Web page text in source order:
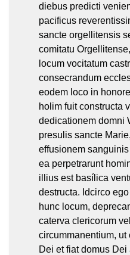
diebus predicti
pacificus
sancte orgellitensis
comitatu
locum vocitatum
consecrandum
eodem loco in
holim fuit constructa
dedicationem domni
presulis sancte
effusionem
ea perpetrarunt
illius est basílica
destructa. Idcirco
hunc locum,
caterva clericorum
circummanentium, ut
Dei et fiat domus